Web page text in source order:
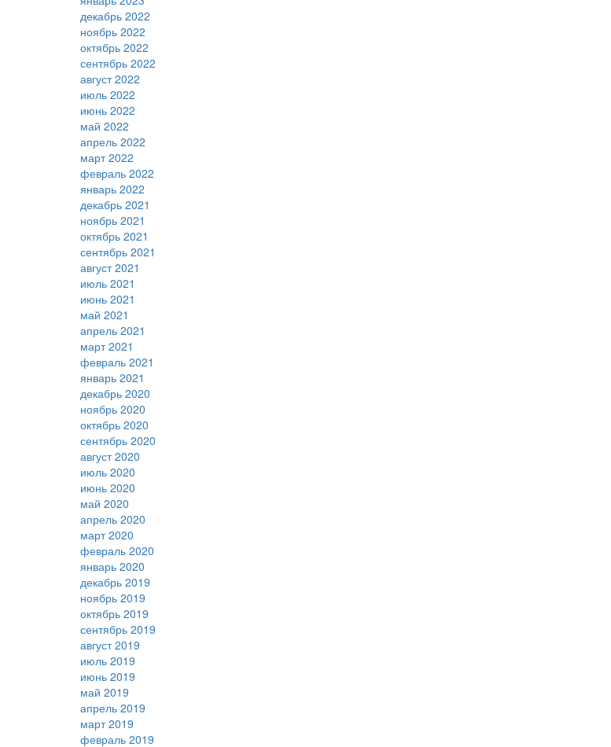
декабрь 2022
ноябрь 2022
октябрь 2022
сентябрь 2022
август 2022
июль 2022
июнь 2022
май 2022
апрель 2022
март 2022
февраль 2022
январь 2022
декабрь 2021
ноябрь 2021
октябрь 2021
сентябрь 2021
август 2021
июль 2021
июнь 2021
май 2021
апрель 2021
март 2021
февраль 2021
январь 2021
декабрь 2020
ноябрь 2020
октябрь 2020
сентябрь 2020
август 2020
июль 2020
июнь 2020
май 2020
апрель 2020
март 2020
февраль 2020
январь 2020
декабрь 2019
ноябрь 2019
октябрь 2019
сентябрь 2019
август 2019
июль 2019
июнь 2019
май 2019
апрель 2019
март 2019
февраль 2019